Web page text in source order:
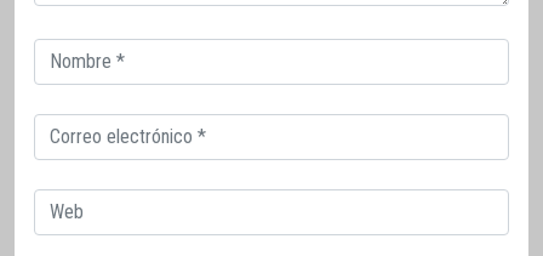
Correo
electrónico
Correo
electrónico
Web